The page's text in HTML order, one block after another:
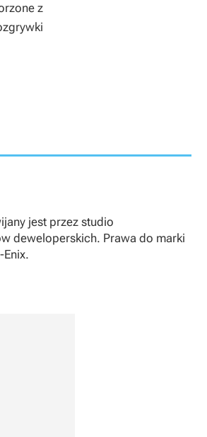
z
jest przez studio
deweloperskich. Prawa do marki